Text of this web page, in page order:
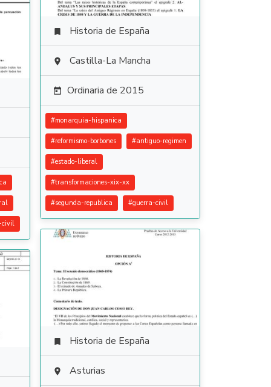
 Historia de España
 Castilla-La Mancha
 Ordinaria de 2015
#monarquia-hispanica
#reformismo-borbones #antiguo-regimen
#estado-liberal
#transformaciones-xix-xx
#segunda-republica #guerra-civil
civil
 Historia de España

Asturias